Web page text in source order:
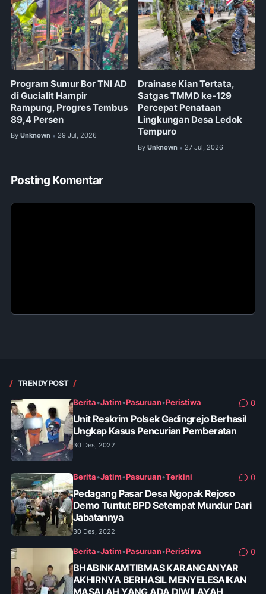
Program Sumur Bor TNI AD
di Gucialit Hampir
Rampung, Progres Tembus
89,4 Persen
By Unknown • 29 Jul, 2026
Drainase Kian Tertata,
Satgas TMMD ke-129
Percepat Penataan
Lingkungan Desa Ledok
Tempuro
By Unknown • 27 Jul, 2026
Posting Komentar
TRENDY POST
Berita•Jatim•Pasuruan•Peristiwa 0
Unit Reskrim Polsek Gadingrejo Berhasil
Ungkap Kasus Pencurian Pemberatan
30 Des, 2022
Berita•Jatim•Pasuruan•Terkini 0
Pedagang Pasar Desa Ngopak Rejoso
Demo Tuntut BPD Setempat Mundur Dari
Jabatannya
30 Des, 2022
Berita•Jatim•Pasuruan•Peristiwa 0
BHABINKAMTIBMAS KARANGANYAR
AKHIRNYA BERHASIL MENYELESAIKAN